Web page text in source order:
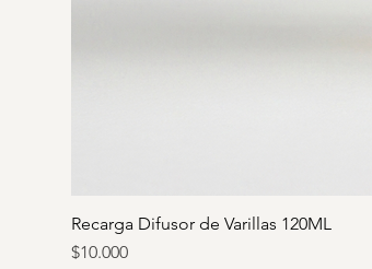
Recarga Difusor de Varillas 120ML
Precio
$10.000